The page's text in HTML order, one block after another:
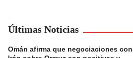
Últimas Noticias
Omán afirma que negociaciones con